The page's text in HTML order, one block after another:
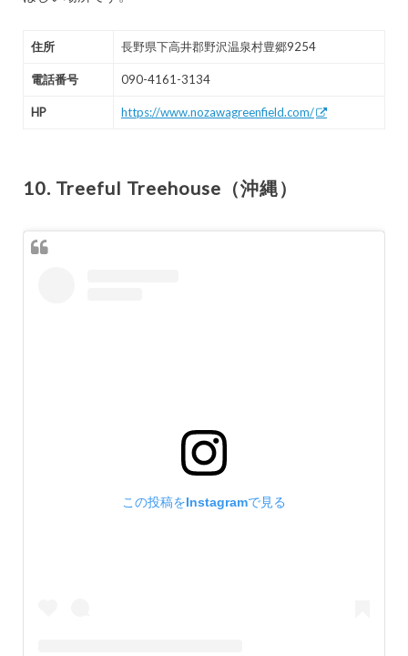
住所 長野県下高井郡野沢温泉村豊郷9254
電話番号 090-4161-3134
HP https://www.nozawagreenfield.com/
10. Treeful Treehouse（沖縄）
この投稿をInstagramで見る